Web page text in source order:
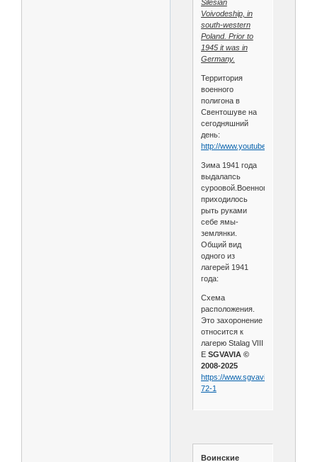
Silesian
Voivodeship, in
south-western
Poland. Prior to
1945 it was in
Germany.
Территория
военного
полигона в
Свентошуве на
сегодняшний
день:
http://www.youtube.com/v/
Зима 1941 года
выдалапсь
суроовой.Военнопленным
приходилось
рыть руками
себе ямы-
землянки.
Общий вид
одного из
лагерей 1941
года:
Схема
расположения.
Это захоронение
относится к
лагерю Stalag VIII
E SGVAVIA ©
2008-2025
https://www.sgvavia.ru/forum/
72-1
Воинские